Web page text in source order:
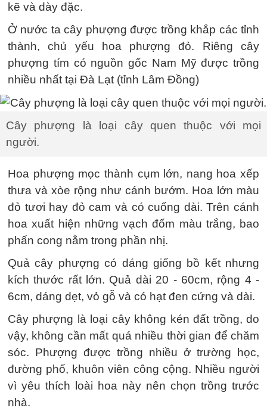
kẽ và dày đặc.
Ở nước ta cây phượng được trồng khắp các tỉnh
thành, chủ yếu hoa phượng đỏ. Riêng cây
phượng tím có nguồn gốc Nam Mỹ được trồng
nhiều nhất tại Đà Lạt (tỉnh Lâm Đồng)
Cây phượng là loại cây quen thuộc với mọi
người.
Hoa phượng mọc thành cụm lớn, nang hoa xếp
thưa và xòe rộng như cánh bướm. Hoa lớn màu
đỏ tươi hay đỏ cam và có cuống dài. Trên cánh
hoa xuất hiện những vạch đốm màu trắng, bao
phấn cong nằm trong phần nhị.
Quả cây phượng có dáng giống bồ kết nhưng
kích thước rất lớn. Quả dài 20 - 60cm, rộng 4 -
6cm, dáng dẹt, vỏ gỗ và có hạt đen cứng và dài.
Cây phượng là loại cây không kén đất trồng, do
vậy, không cần mất quá nhiều thời gian để chăm
sóc. Phượng được trồng nhiều ở trường học,
đường phố, khuôn viên công cộng. Nhiều người
vì yêu thích loài hoa này nên chọn trồng trước
nhà.